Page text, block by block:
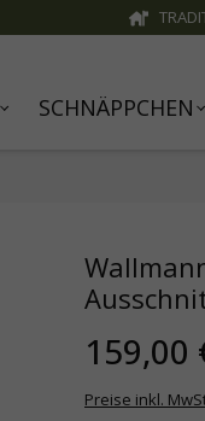
SCHNÄPPCHEN
159,00
Preise inkl.